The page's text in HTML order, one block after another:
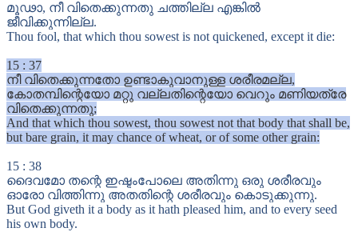
മൂഢാ, നീ വിതെക്കുന്നതു ചത്തില്ല എങ്കിൽ
ജീവിക്കുന്നില്ല.
Thou fool, that which thou sowest is not quickened, except it die:
15 : 37
നീ വിതെക്കുന്നതോ ഉണ്ടാകുവാനുള്ള ശരീരമല്ല,
കോതമ്പിന്റെയോ മറ്റു വല്ലതിന്റെയോ വെറും മണിയത്രേ
വിതെക്കുന്നതു;
And that which thou sowest, thou sowest not that body that shall be,
but bare grain, it may chance of wheat, or of some other grain:
15 : 38
ദൈവമോ തന്റെ ഇഷ്ടംപോലെ അതിന്നു ഒരു ശരീരവും
ഓരോ വിത്തിന്നു അതതിന്റെ ശരീരവും കൊടുക്കുന്നു.
But God giveth it a body as it hath pleased him, and to every seed
his own body.